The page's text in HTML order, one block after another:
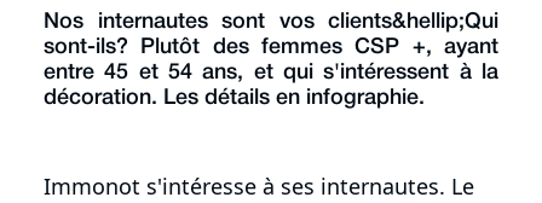
Nos internautes sont vos clients&hellip;Qui
sont-ils? Plutôt des femmes CSP +, ayant
entre 45 et 54 ans, et qui s'intéressent à la
décoration. Les détails en infographie.
Immonot s'intéresse à ses internautes. Le